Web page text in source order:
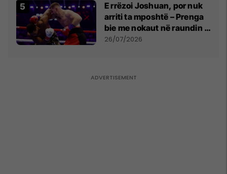
E rrëzoi Joshuan, por nuk
arriti ta mposhtë – Prenga
bie me nokaut në raundin e
dytë
26/07/2026